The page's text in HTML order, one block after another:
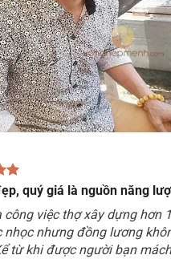
quý giá là nguồn năng
công việc thợ xây dựng hơn
nhọc nhưng đồng lương
từ khi được người bạn